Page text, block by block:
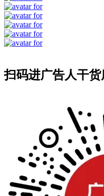
扫码进广告人干